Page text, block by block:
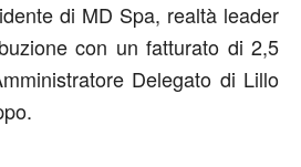
di MD Spa, realtà leader
con un fatturato di 2,5
Delegato di Lillo